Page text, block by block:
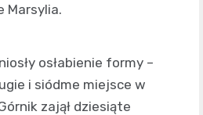
Marsylia.
osłabienie formy –
i siódme miejsce w
zajął dziesiąte